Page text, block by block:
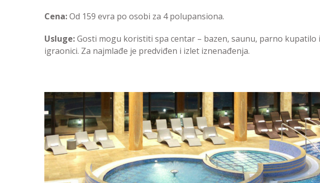
Cena:Od 159 evra po osobi za 4 polupansiona.
Usluge:Gosti mogu koristiti spa centar – bazen, saunu, parno kupatilo
igraonici. Za najmlađe je predviđen i izlet iznenađenja.